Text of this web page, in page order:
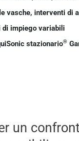
vasche, interventi di
impiego variabili
stazionario®
un